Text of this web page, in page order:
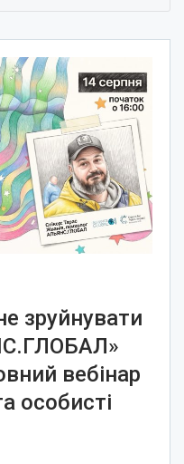
зруйнувати
вебінар
особисті